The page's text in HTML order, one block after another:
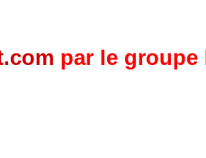
par le groupe